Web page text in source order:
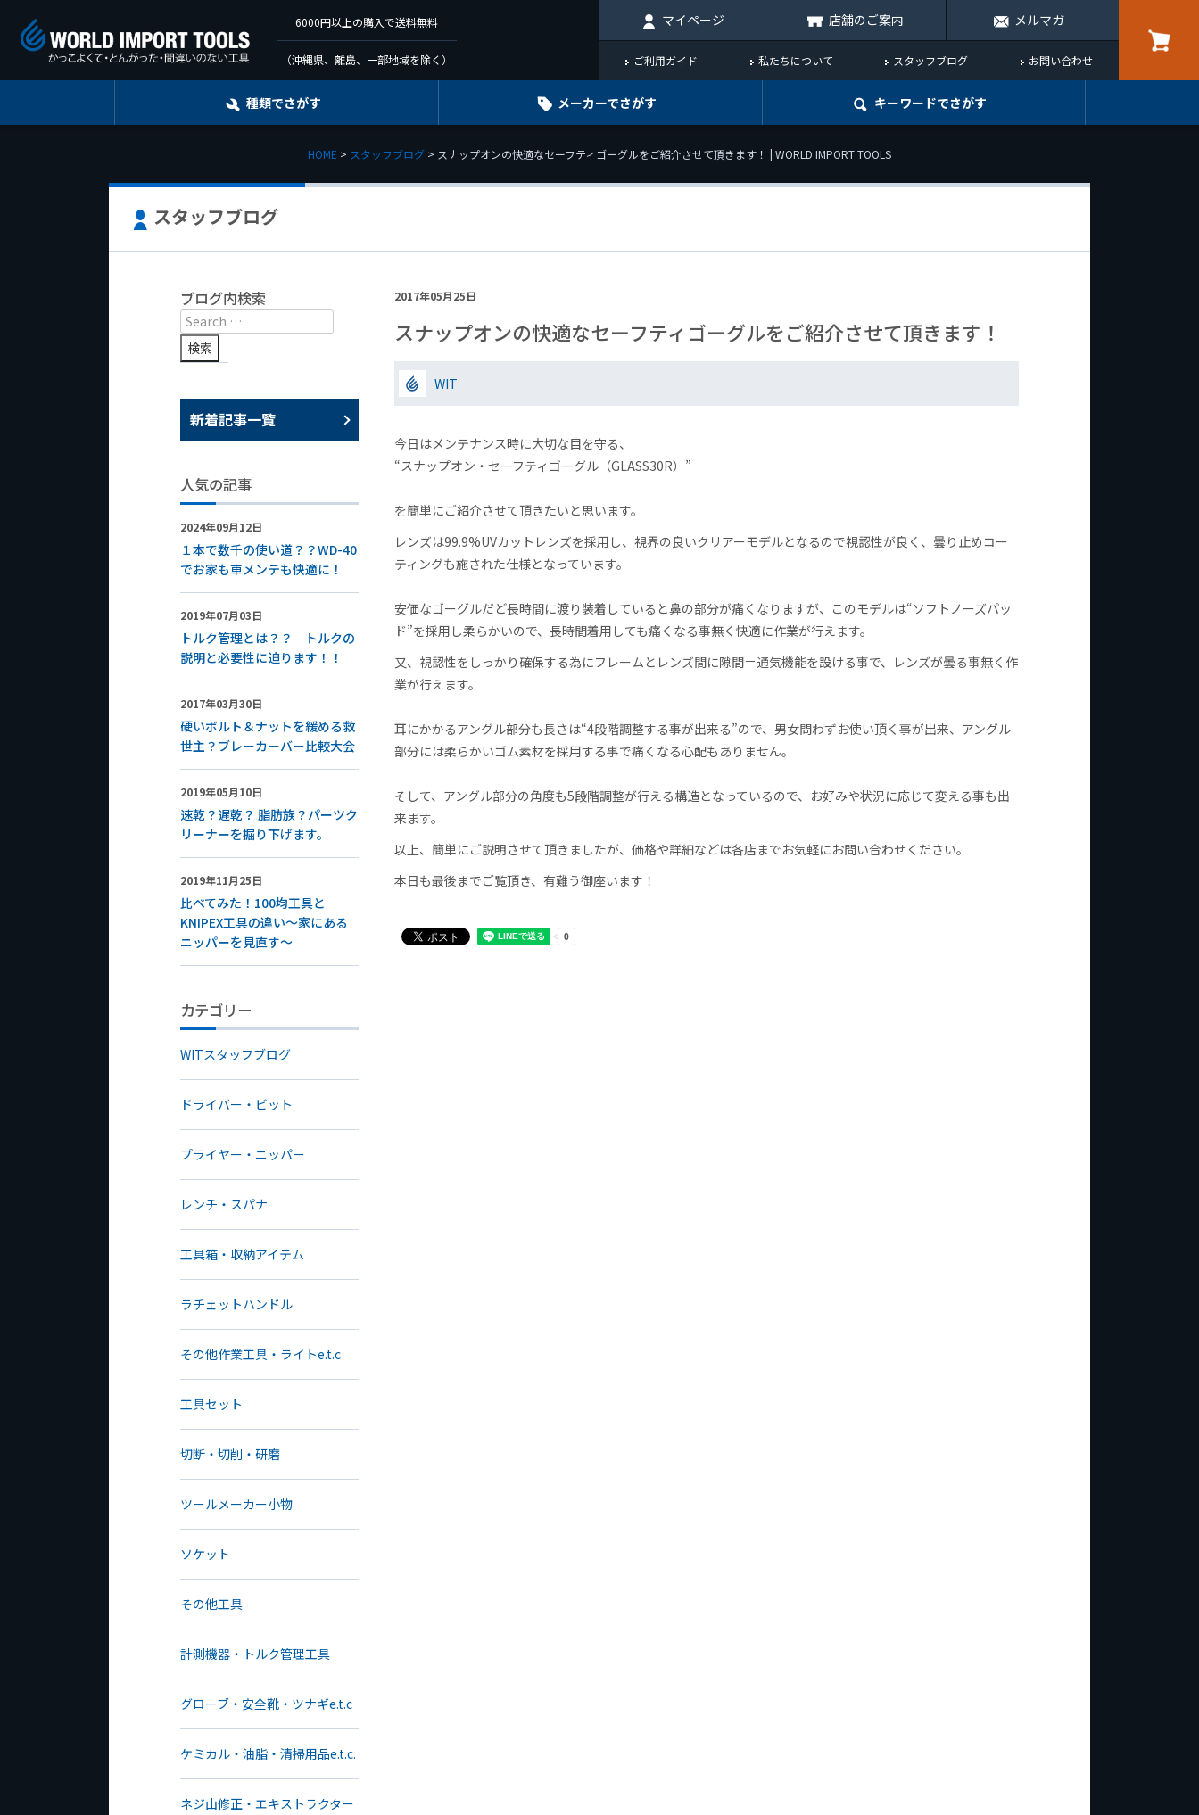
6000円以上の購入で送料無料
（沖縄県、離島、一部地域を除く）
マイページ 店舗のご案内 メルマガ
ご利用ガイド 私たちについて スタッフブログ お問い合わせ
種類でさがす メーカーでさがす キーワードでさがす
HOME スタッフブログ スナップオンの快適なセーフティゴーグルをご紹介させて頂きます！ | WORLD IMPORT TOOLS
スタッフブログ
2017年05月25日
スナップオンの快適なセーフティゴーグルをご紹介させて頂きます！
WIT
今日はメンテナンス時に大切な目を守る、
“スナップオン・セーフティゴーグル（GLASS30R）”
を簡単にご紹介させて頂きたいと思います。
レンズは99.9%UVカットレンズを採用し、視界の良いクリアーモデルとなるので視認性が良く、曇り止めコー
ティングも施された仕様となっています。
安価なゴーグルだど長時間に渡り装着していると鼻の部分が痛くなりますが、このモデルは“ソフトノーズパッ
ド”を採用し柔らかいので、長時間着用しても痛くなる事無く快適に作業が行えます。
又、視認性をしっかり確保する為にフレームとレンズ間に隙間＝通気機能を設ける事で、レンズが曇る事無く作
業が行えます。
耳にかかるアングル部分も長さは“4段階調整する事が出来る”ので、男女問わずお使い頂く事が出来、アングル
部分には柔らかいゴム素材を採用する事で痛くなる心配もありません。
そして、アングル部分の角度も5段階調整が行える構造となっているので、お好みや状況に応じて変える事も出
来ます。
以上、簡単にご説明させて頂きましたが、価格や詳細などは各店までお気軽にお問い合わせください。
本日も最後までご覧頂き、有難う御座います！
ブログ内検索
新着記事一覧
人気の記事
2024年09月12日
１本で数千の使い道？？WD-40
でお家も車メンテも快適に！
2019年07月03日
トルク管理とは？？ トルクの
説明と必要性に迫ります！！
2017年03月30日
硬いボルト＆ナットを緩める救
世主？ブレーカーバー比較大会
2019年05月10日
速乾？遅乾？ 脂肪族？パーツク
リーナーを掘り下げます。
2019年11月25日
比べてみた！100均工具と
KNIPEX工具の違い～家にある
ニッパーを見直す～
カテゴリー
WITスタッフブログ
ドライバー・ビット
プライヤー・ニッパー
レンチ・スパナ
工具箱・収納アイテム
ラチェットハンドル
その他作業工具・ライトe.t.c
工具セット
切断・切削・研磨
ツールメーカー小物
ソケット
その他工具
計測機器・トルク管理工具
グローブ・安全靴・ツナギe.t.c
ケミカル・油脂・清掃用品e.t.c.
ネジ山修正・エキストラクター